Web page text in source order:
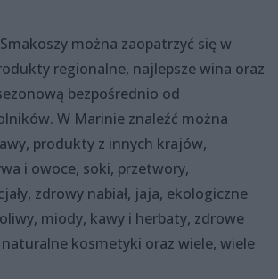
można zaopatrzyć się w
regionalne, najlepsze wina oraz
bezpośrednio od
W Marinie znaleźć można
produkty z innych krajów,
i owoce, soki, przetwory,
zdrowy nabiał, jaja, ekologiczne
miody, kawy i herbaty, zdrowe
kosmetyki oraz wiele, wiele